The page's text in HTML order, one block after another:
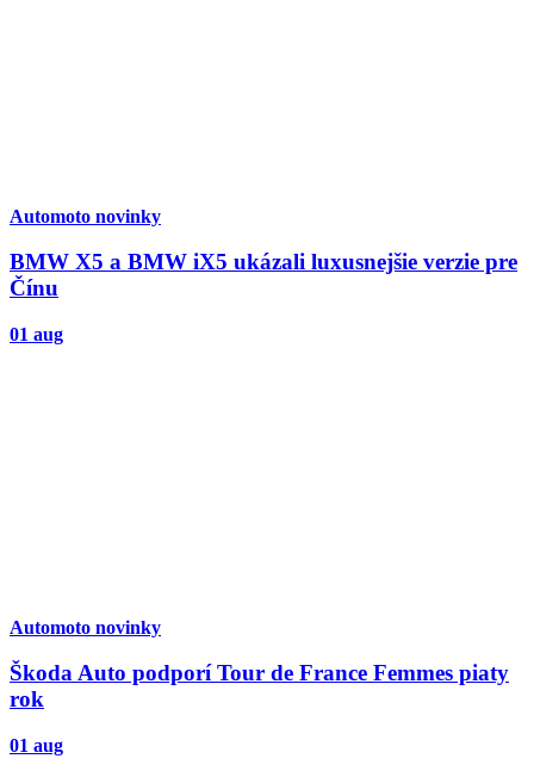
Automoto novinky
BMW X5 a BMW iX5 ukázali luxusnejšie verzie pre
Čínu
01 aug
Automoto novinky
Škoda Auto podporí Tour de France Femmes piaty
rok
01 aug